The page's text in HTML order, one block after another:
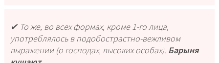
✔ То же, во всех формах, кроме 1-го лица,
употреблялось в подобострастно-вежливом
выражении (о господах, высоких особах). Барыня